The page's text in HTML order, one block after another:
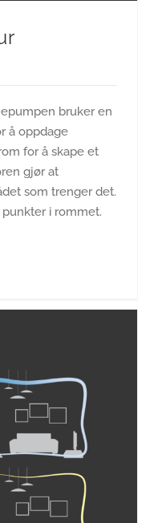
bruker en
å oppdage
for å skape et
gjør at
som trenger det.
i rommet.